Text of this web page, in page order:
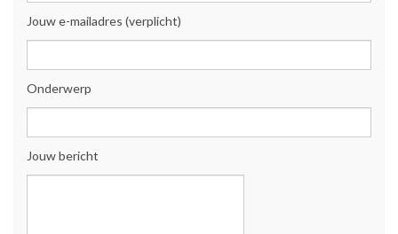
Jouw e-mailadres (verplicht)
Onderwerp
Jouw bericht